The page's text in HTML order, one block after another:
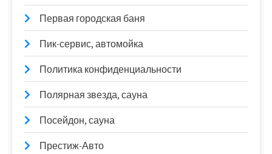
Первая городская баня
Пик-сервис, автомойка
Политика конфиденциальности
Полярная звезда, сауна
Посейдон, сауна
Престиж-Авто